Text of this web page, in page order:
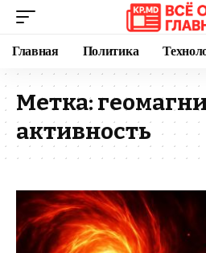
Главная Политика
Метка:
активность